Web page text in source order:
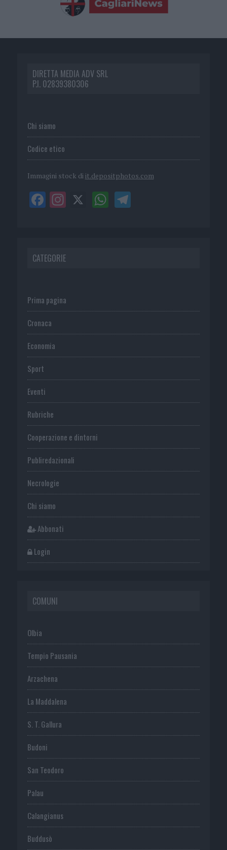
DIRETTA MEDIA ADV SRL
P.I. 02839380306
Chi siamo
Codice etico
Immagini stock di it.depositphotos.com
CATEGORIE
Prima pagina
Cronaca
Economia
Sport
Eventi
Rubriche
Cooperazione e dintorni
Publiredazionali
Necrologie
Chi siamo
Abbonati
Login
COMUNI
Olbia
Tempio Pausania
Arzachena
La Maddalena
S. T. Gallura
Budoni
San Teodoro
Palau
Calangianus
Buddusò